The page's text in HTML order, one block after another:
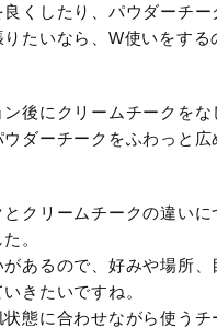
くしたり、パウダーチー
りたいなら、W使いをする
後にクリームチークをな
ダーチークをふわっと広
クリームチークの違い
。
あるので、好みや場所、
きたいですね。
態に合わせながら使うチ